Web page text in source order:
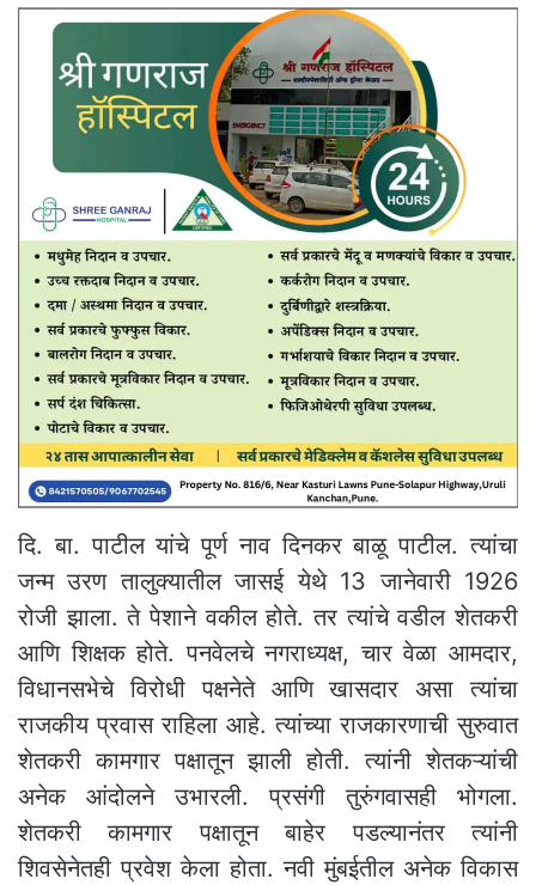
दि. बा. पाटील यांचे पूर्ण नाव दिनकर बाळू पाटील. त्यांचा
जन्म उरण तालुक्यातील जासई येथे 13 जानेवारी 1926
रोजी झाला. ते पेशाने वकील होते. तर त्यांचे वडील शेतकरी
आणि शिक्षक होते. पनवेलचे नगराध्यक्ष, चार वेळा आमदार,
विधानसभेचे विरोधी पक्षनेते आणि खासदार असा त्यांचा
राजकीय प्रवास राहिला आहे. त्यांच्या राजकारणाची सुरुवात
शेतकरी कामगार पक्षातून झाली होती. त्यांनी शेतकऱ्यांची
अनेक आंदोलने उभारली. प्रसंगी तुरुंगवासही भोगला.
शेतकरी कामगार पक्षातून बाहेर पडल्यानंतर त्यांनी
शिवसेनेतही प्रवेश केला होता. नवी मुंबईतील अनेक विकास